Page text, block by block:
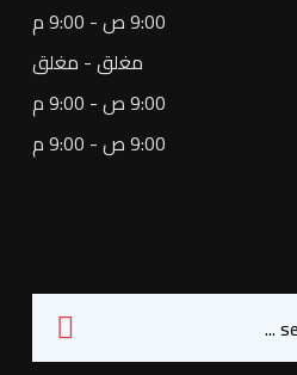
9:00 ص - 9:00 م
مغلق - مغلق
9:00 ص - 9:00 م
9:00 ص - 9:00 م